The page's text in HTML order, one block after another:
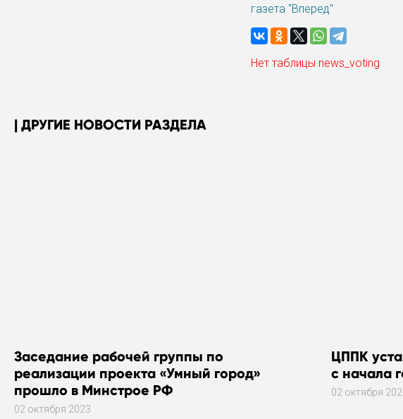
газета "Вперед"
Нет таблицы news_voting
ДРУГИЕ НОВОСТИ РАЗДЕЛА
Заседание рабочей группы по
реализации проекта «Умный город»
прошло в Минстрое РФ
02 октября 2023
ЦППК
с начала
02 октября